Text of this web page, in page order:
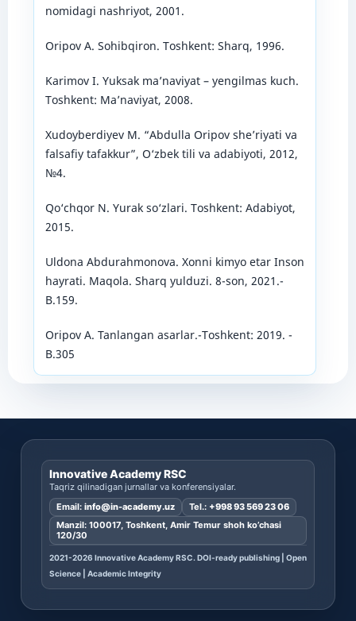
nomidagi nashriyot, 2001.
Oripov A. Sohibqiron. Toshkent: Sharq, 1996.
Karimov I. Yuksak ma’naviyat – yengilmas kuch.
Toshkent: Ma’naviyat, 2008.
Xudoyberdiyev M. “Abdulla Oripov she’riyati va
falsafiy tafakkur”, O‘zbek tili va adabiyoti, 2012,
№4.
Qo‘chqor N. Yurak so‘zlari. Toshkent: Adabiyot,
2015.
Uldona Abdurahmonova. Xonni kimyo etar Inson
hayrati. Maqola. Sharq yulduzi. 8-son, 2021.-
B.159.
Oripov A. Tanlangan asarlar.-Toshkent: 2019. -
B.305
Innovative Academy RSC
Taqriz qilinadigan jurnallar va konferensiyalar.
Email: info@in-academy.uz Tel.: +998 93 569 23 06
Manzil: 100017, Toshkent, Amir Temur shoh ko’chasi
120/30
2021-2026 Innovative Academy RSC. DOI-ready publishing | Open
Science | Academic Integrity